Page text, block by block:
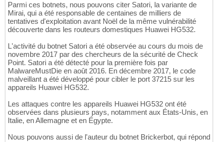
Parmi ces botnets, nous pouvons citer Satori, la variante de
Mirai, qui a été responsable de centaines de milliers de
tentatives d'exploitation avant Noël de la même vulnérabilité
découverte dans les routeurs domestiques Huawei HG532.
L'activité du botnet Satori a été observée au cours du mois de
novembre 2017 par des chercheurs de la sécurité de Check
Point. Satori a été détecté pour la première fois par
MalwareMustDie en août 2016. En décembre 2017, le code
malveillant a été développé pour cibler le port 37215 sur les
appareils Huawei HG532.
Les attaques contre les appareils Huawei HG532 ont été
observées dans plusieurs pays, notamment aux États-Unis, en
Italie, en Allemagne et en Égypte.
Nous pouvons aussi de l'auteur du botnet Brickerbot, qui répond